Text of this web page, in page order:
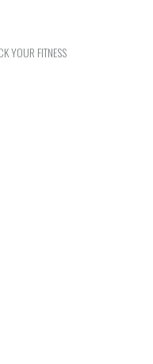
YOUR FITNESS